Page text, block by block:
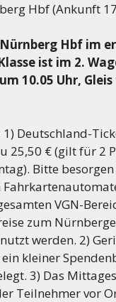
Hbf (Ankunft
Hbf im
ist im 2.
10.05 Uhr, Gleis
1) Deutschland-
25,50 € (gilt für 2
Bitte besorgen
VGN-
zum
werden. 2)
kleiner
3) Das
Teilnehmer vor